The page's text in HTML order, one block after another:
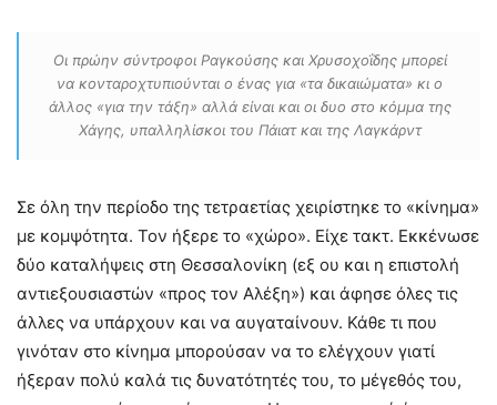
Οι πρώην σύντροφοι Ραγκούσης και Χρυσοχοΐδης μπορεί
να κονταροχτυπιούνται ο ένας για «τα δικαιώματα» κι ο
άλλος «για την τάξη» αλλά είναι και οι δυο στο κόμμα της
Χάγης, υπαλληλίσκοι του Πάιατ και της Λαγκάρντ
Σε όλη την περίοδο της τετραετίας χειρίστηκε το «κίνημα»
με κομψότητα. Τον ήξερε το «χώρο». Είχε τακτ. Εκκένωσε
δύο καταλήψεις στη Θεσσαλονίκη (εξ ου και η επιστολή
αντιεξουσιαστών «προς τον Αλέξη») και άφησε όλες τις
άλλες να υπάρχουν και να αυγαταίνουν. Κάθε τι που
γινόταν στο κίνημα μπορούσαν να το ελέγχουν γιατί
ήξεραν πολύ καλά τις δυνατότητές του, το μέγεθός του,